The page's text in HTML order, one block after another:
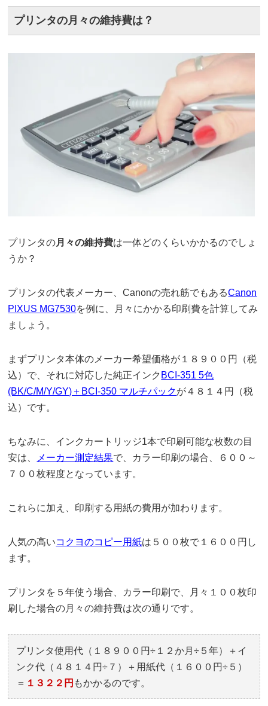
プリンタの月々の維持費は？
プリンタの月々の維持費は一体どのくらいかかるのでしょ
うか？
プリンタの代表メーカー、Canonの売れ筋でもあるCanon
PIXUS MG7530を例に、月々にかかる印刷費を計算してみ
ましょう。
まずプリンタ本体のメーカー希望価格が１８９００円（税
込）で、それに対応した純正インク BCI-351 5色
(BK/C/M/Y/GY)＋BCI-350 マルチパックが４８１４円（税
込）です。
ちなみに、インクカートリッジ1本で印刷可能な枚数の目
安は、
メーカー測定結果で、カラー印刷の場合、６００～
７００枚程度となっています。
これらに加え、印刷する用紙の費用が加わります。
人気の高いコクヨのコピー用紙は５００枚で１６００円し
ます。
プリンタを５年使う場合、カラー印刷で、月々１００枚印
刷した場合の月々の維持費は次の通りです。
プリンタ使用代（１８９００円÷１２か月÷５年）＋イ
ンク代（４８１４円÷７）＋用紙代（１６００円÷５）
＝ １３２２円 もかかるのです。